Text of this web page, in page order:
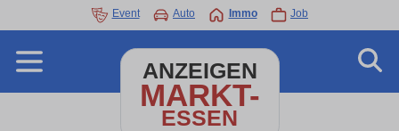
Event Auto Immo Job
ANZEIGEN
MARKT-
ESSEN